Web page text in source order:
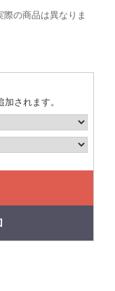
際の商品は異なりま
されます。